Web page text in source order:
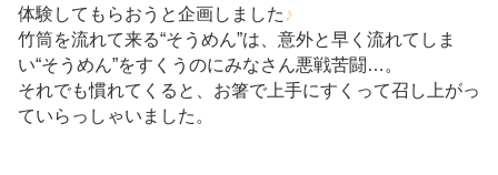
体験してもらおうと企画しました ♪
竹筒を流れて来る“そうめん”は、意外と早く流れてしま
い“そうめん”をすくうのにみなさん悪戦苦闘…。
それでも慣れてくると、お箸で上手にすくって召し上がっ
ていらっしゃいました。